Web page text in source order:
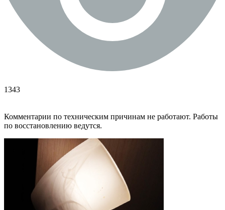
1343
Комментарии по техническим причинам не работают. Работы
по восстановлению ведутся.